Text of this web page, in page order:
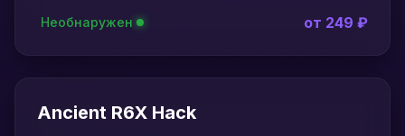
Необнаружен от 249 ₽
Ancient R6X Hack